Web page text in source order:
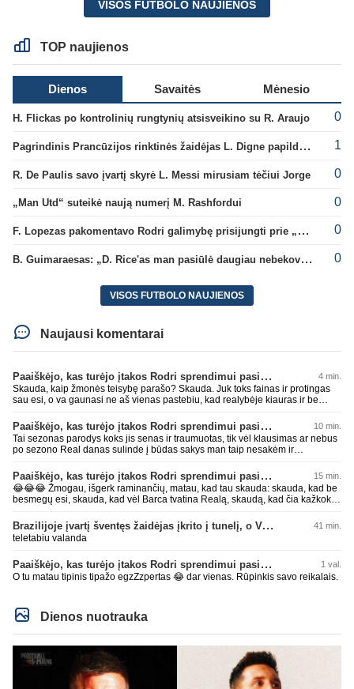
VISOS FUTBOLO NAUJIENOS
TOP naujienos
Dienos Savaitės Mėnesio
H. Flickas po kontrolinių rungtynių atsisveikino su R. Araujo 0
Pagrindinis Prancūzijos rinktinės žaidėjas L. Digne papildė PSG gretas 1
R. De Paulis savo įvartį skyrė L. Messi mirusiam tėčiui Jorge 0
„Man Utd“ suteikė naują numerį M. Rashfordui 0
F. Lopezas pakomentavo Rodri galimybę prisijungti prie „Barcelona“ ekipos 0
B. Guimaraesas: „D. Rice'as man pasiūlė daugiau nebekovoti tarpusavyje“ 0
VISOS FUTBOLO NAUJIENOS
Naujausi komentarai
Paaiškėjo, kas turėjo įtakos Rodri sprendimui pasirinkti Barselonos pusę 4 min.
Skauda, kaip žmonės teisybę parašo? Skauda. Juk toks fainas ir protingas
sau esi, o va gaunasi ne aš vienas pastebiu, kad realybėje kiauras ir be
nei kas kitas 😂😂😂 Per mažai tos mėlynos ar žalios pievos apkakojai
kurioje kaip avinas lakstai... per mažai bičiuli... 💩💩💩
Paaiškėjo, kas turėjo įtakos Rodri sprendimui pasirinkti Barselonos pusę 10 min.
Tai sezonas parodys koks jis senas ir traumuotas, tik vėl klausimas ar nebus
po sezono Real danas sulinde į būdas sakys man taip nesakėm ir
degraduoja su tais išsivartymais. Gal todėl ir problema, kad tiek pats klubas,
tiek jo fanai begalviai ir užtat titulų badas jau 2 metai iš eilės, žiūrėsim ar ir
trečiam nebus taip. O kiti klubai savo darbus daro, o ne tuščiai čia 💩
palikinėja ant kurių patys paskui paslysta.
Paaiškėjo, kas turėjo įtakos Rodri sprendimui pasirinkti Barselonos pusę 15 min.
😂😂😂 Žmogau, išgerk raminančių, matau, kad tau skauda: skauda, kad be
besmegų esi, skauda, kad vėl Barca tvatina Realą, skaudą, kad čia kažkoks
nepatare ką daryti, pyksti, nes pačio galva tuščia ir toliau mynkai įžeidinėjimų
kortą. Ech, žmogau, žmogau... geriau tu būtųm patylėjelęs. P.S. Taip žinau
kaip veikia AI, todėl ir sugebu jį sudurninti, ne kartą jau tai pavyko. O tu kaip
parašiau faktą. Ant kiek tu be smegenų, wow, žiauriai man gėda už tave.
Sėkmės, bičiuli, matau, kad toliau bus tik drgradavimas pačio, užtenka ir taip
čia apie save balvone prirašei. Gėda man už tave. Toks iš retesnių bukumo
esi čia.
Brazilijoje įvartį šventęs žaidėjas įkrito į tunelį, o VAR įvartį atšaukė 41 min.
teletabiu valanda
Paaiškėjo, kas turėjo įtakos Rodri sprendimui pasirinkti Barselonos pusę 1 val.
O tu matau tipinis tipažo egzZzpertas 😂 dar vienas. Rūpinkis savo reikalais.
Dienos nuotrauka